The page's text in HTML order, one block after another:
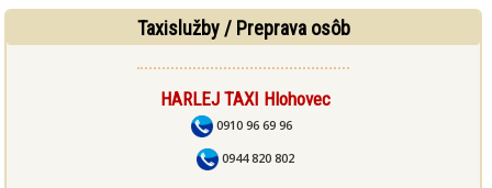
Taxislužby / Preprava osôb
HARLEJ TAXI Hlohovec
0910 96 69 96
0944 820 802